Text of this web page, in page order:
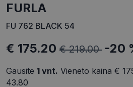
FURLA
FU 762 BLACK 54
€ 175.20 € 219.00 -20
Gausite 1 vnt. Vieneto kaina €
43.80